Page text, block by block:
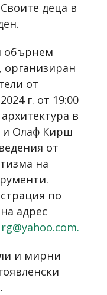
деца в
обърнем
от
г. от 19:00
в
и Олаф Кирш
от
на
по
адрес
.
и мирни